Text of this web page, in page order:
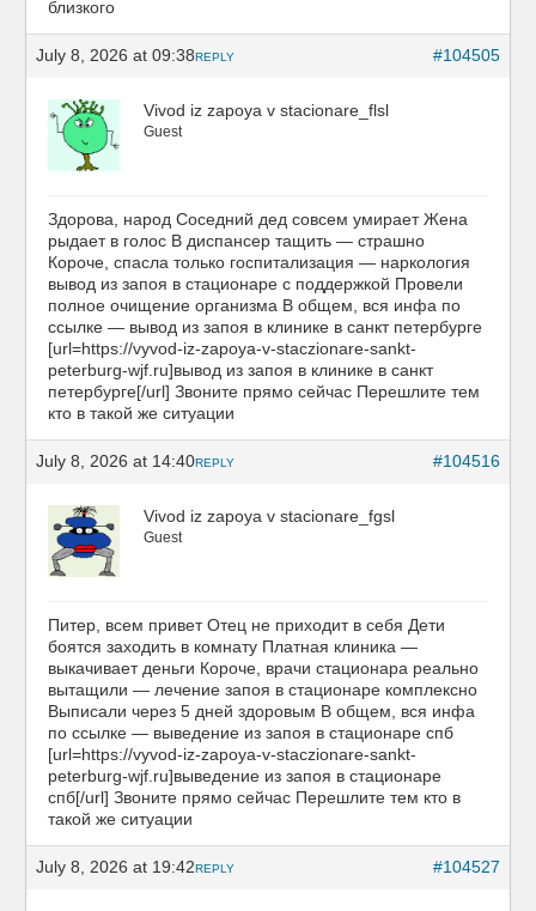
близкого
July 8, 2026 at 09:38 #104505
REPLY
Vivod iz zapoya v stacionare_flsl
Guest
Здорова, народ Соседний дед совсем умирает Жена
рыдает в голос В диспансер тащить — страшно
Короче, спасла только госпитализация — наркология
вывод из запоя в стационаре с поддержкой Провели
полное очищение организма В общем, вся инфа по
ссылке — вывод из запоя в клинике в санкт петербурге
[url=https://vyvod-iz-zapoya-v-staczionare-sankt-
peterburg-wjf.ru]вывод из запоя в клинике в санкт
петербурге[/url] Звоните прямо сейчас Перешлите тем
кто в такой же ситуации
July 8, 2026 at 14:40 #104516
REPLY
Vivod iz zapoya v stacionare_fgsl
Guest
Питер, всем привет Отец не приходит в себя Дети
боятся заходить в комнату Платная клиника —
выкачивает деньги Короче, врачи стационара реально
вытащили — лечение запоя в стационаре комплексно
Выписали через 5 дней здоровым В общем, вся инфа
по ссылке — выведение из запоя в стационаре спб
[url=https://vyvod-iz-zapoya-v-staczionare-sankt-
peterburg-wjf.ru]выведение из запоя в стационаре
спб[/url] Звоните прямо сейчас Перешлите тем кто в
такой же ситуации
July 8, 2026 at 19:42 #104527
REPLY